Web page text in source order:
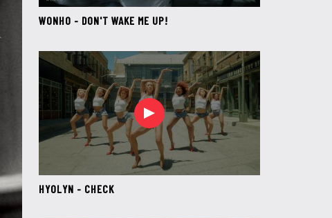
WONHO - DON'T WAKE ME UP!
HYOLYN - CHECK